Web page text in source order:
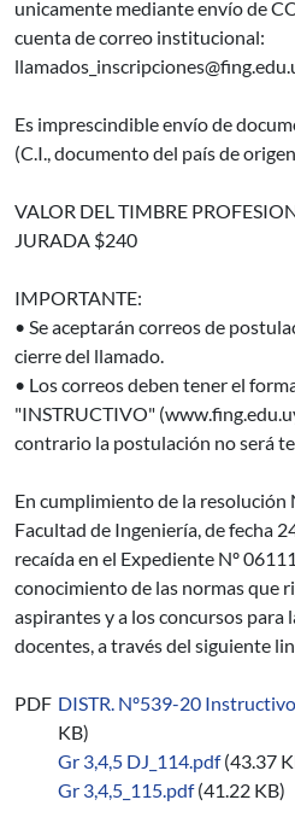
unicamente mediante envío de
cuenta de correo institucional:
Es imprescindible envío de
(C.I., documento del país de
VALOR DEL TIMBRE
JURADA $240
IMPORTANTE:
• Se aceptarán correos de
cierre del llamado.
• Los correos deben tener el
"INSTRUCTIVO"
contrario la postulación no será
En cumplimiento de la resolución
Facultad de Ingeniería, de fecha
recaída en el Expediente Nº
conocimiento de las normas que
aspirantes y a los concursos para
docentes, a través del siguiente
PDF DISTR. Nº539-20
KB)
Gr 3,4,5 DJ_114.pdf (43.37
Gr 3,4,5_115.pdf (41.22 KB)